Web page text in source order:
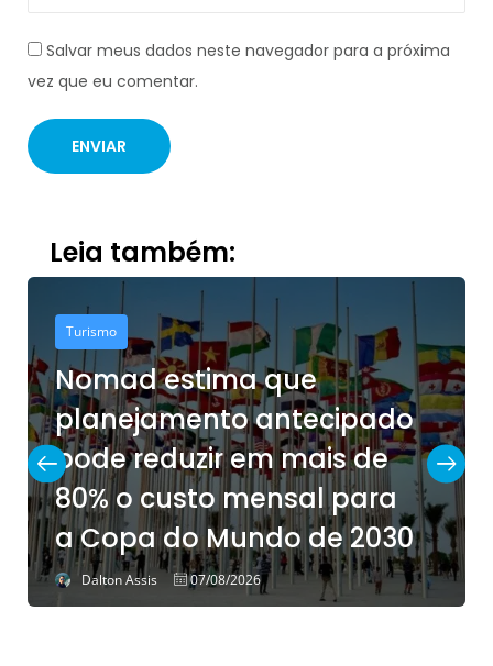
Salvar meus dados neste navegador para a próxima
vez que eu comentar.
Leia também:
que
antecipado
em mais de
mensal para
Mundo de 2030
07/08/2026
Hotelaria
Após investir
ESuites
Congonhas
estrutura
LABACE 2026
Dalton Assis 06/08/